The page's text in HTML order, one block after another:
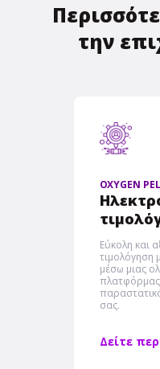
την
OXYGEN
Εύκολη και
τιμολόγηση
μέσω μιας
πλατφόρμας,
παραστατικά
σας.
Δείτε